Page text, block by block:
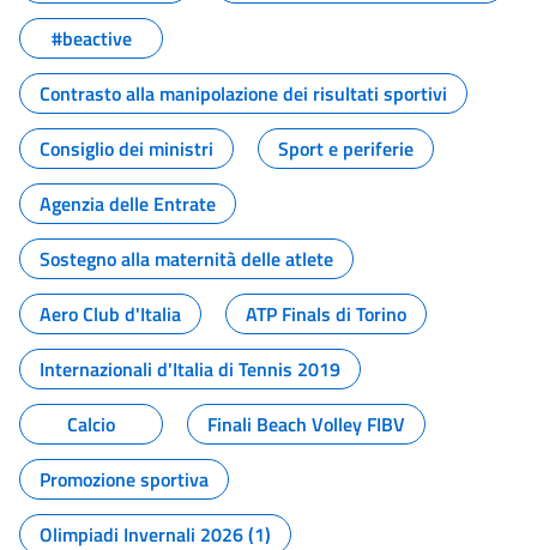
#beactive
Contrasto alla manipolazione dei risultati sportivi
Consiglio dei ministri
Sport e periferie
Agenzia delle Entrate
Sostegno alla maternità delle atlete
Aero Club d'Italia
ATP Finals di Torino
Internazionali d'Italia di Tennis 2019
Calcio
Finali Beach Volley FIBV
Promozione sportiva
Olimpiadi Invernali 2026 (1)